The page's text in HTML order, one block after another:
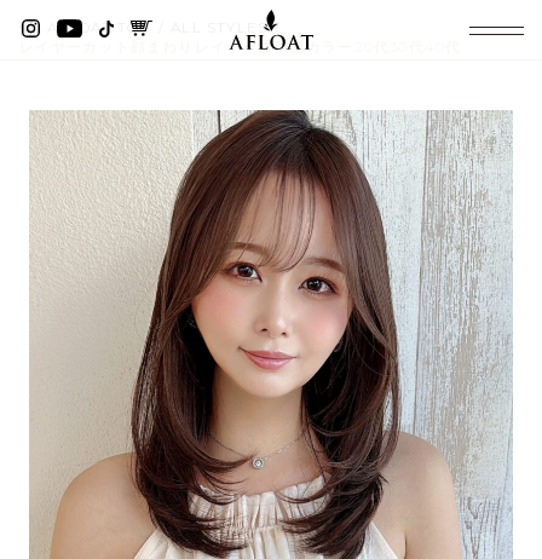
AFLOAT TOP
ALL STYLES
レイヤーカット顔まわりレイヤー透明感カラー20代30代40代